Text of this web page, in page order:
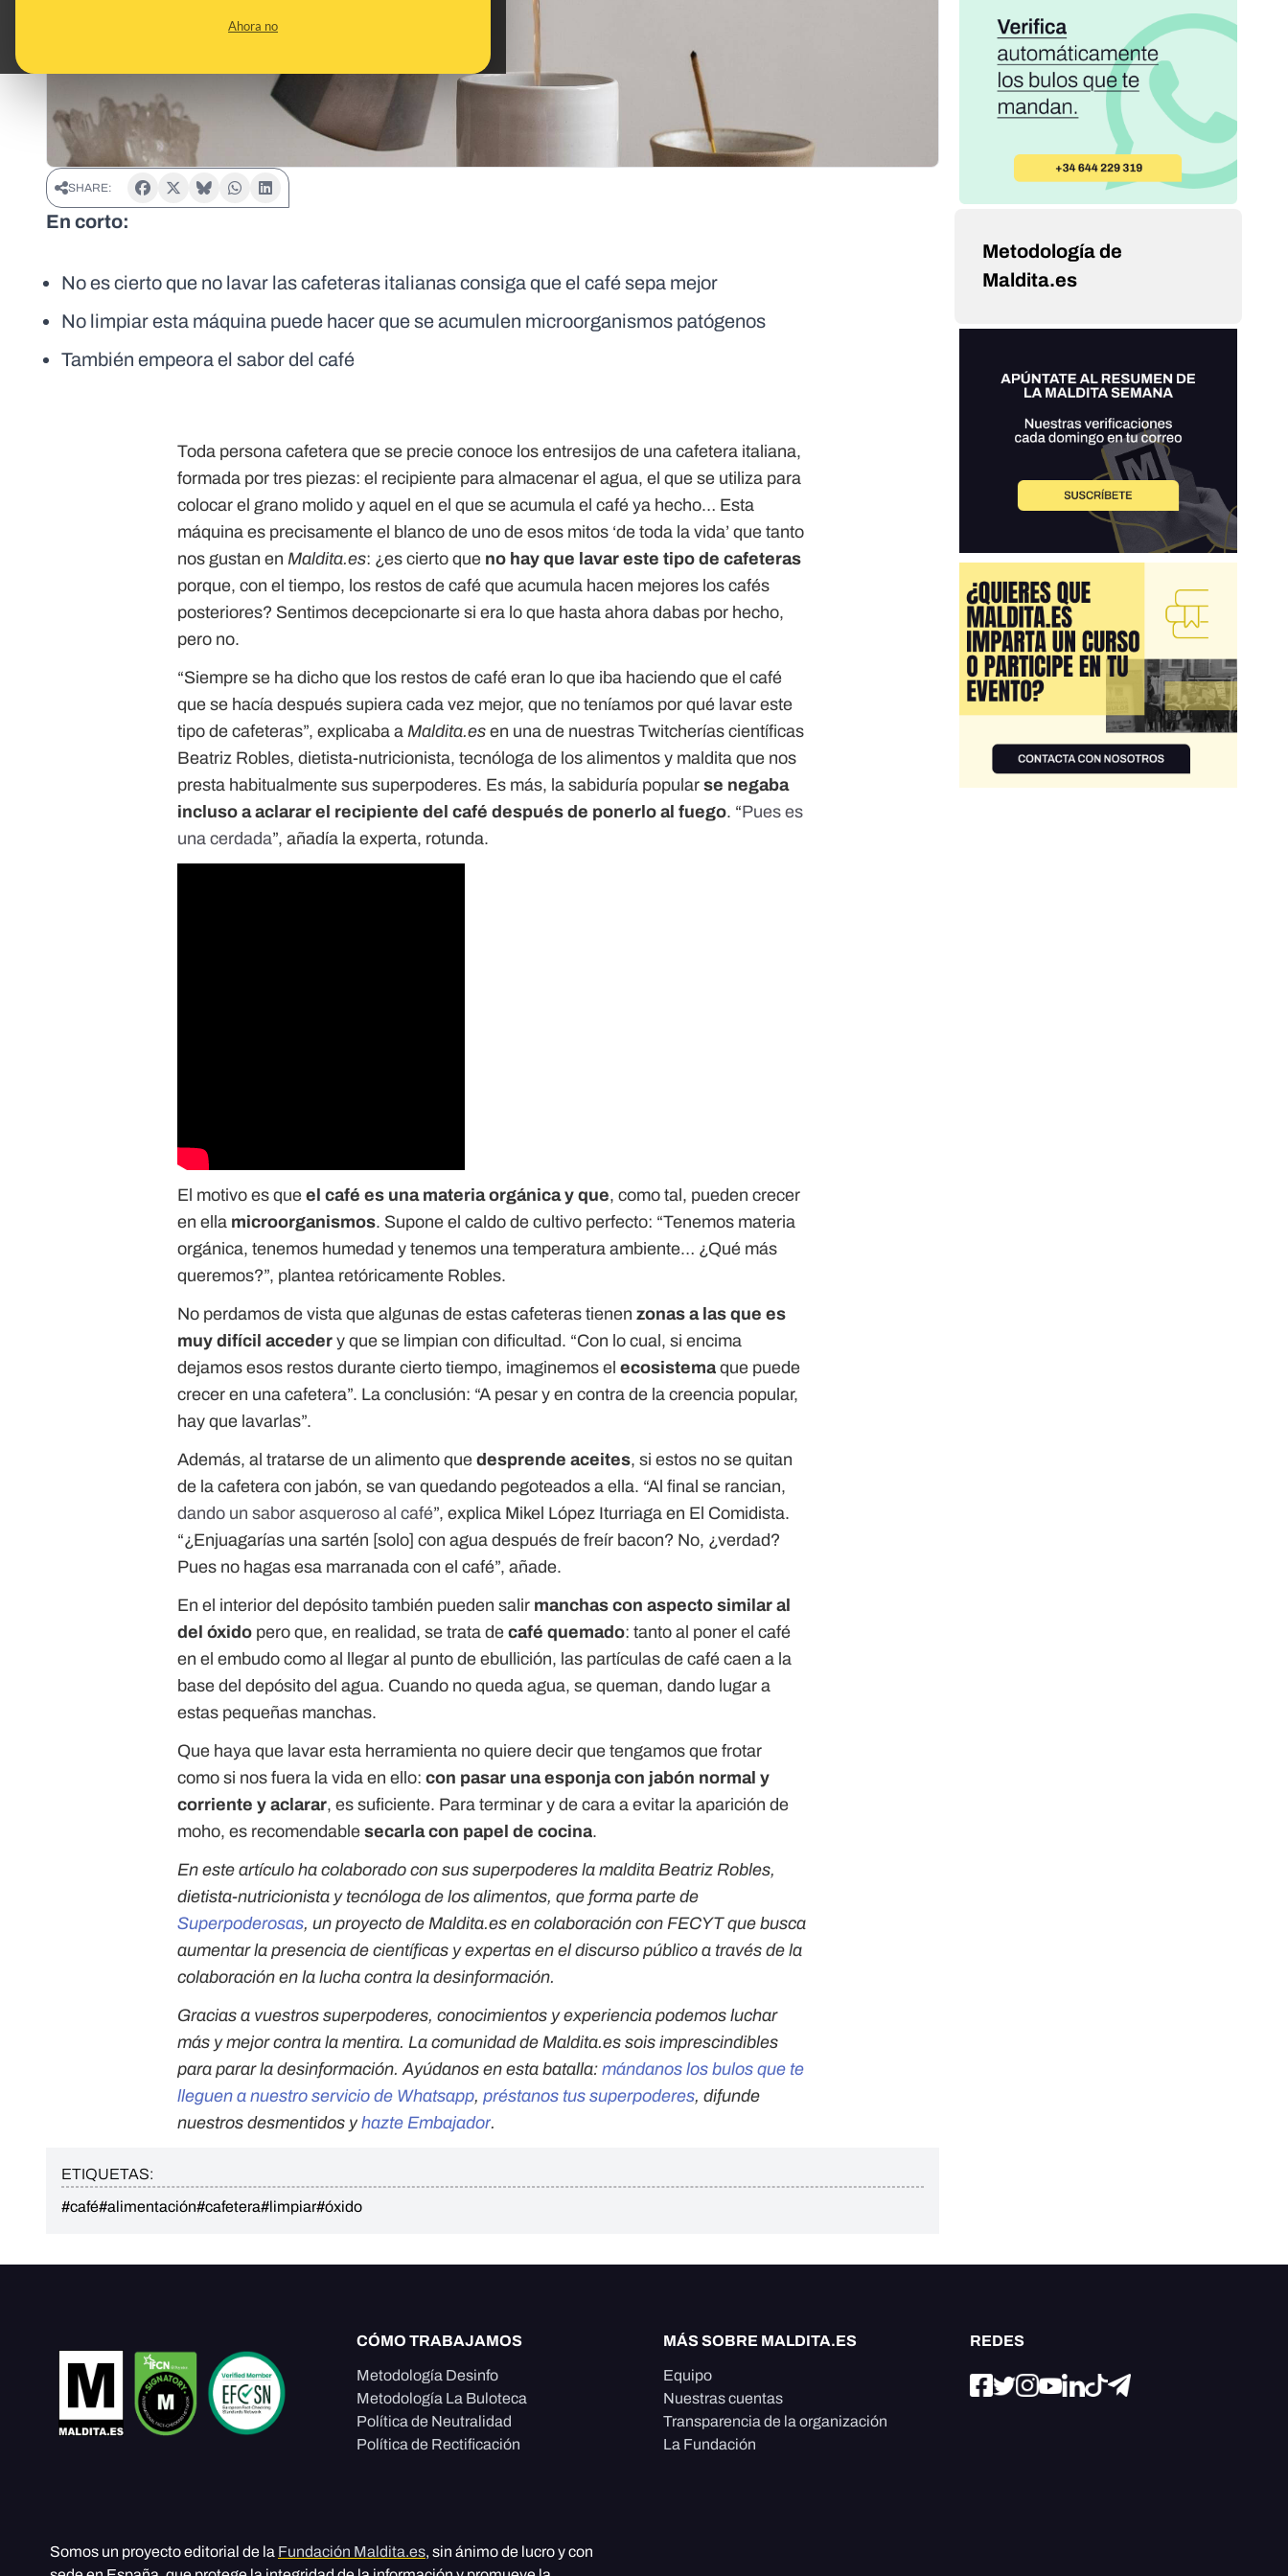
Ahora no
SHARE:
En corto:
No es cierto que no lavar las cafeteras italianas consiga que el café sepa mejor
No limpiar esta máquina puede hacer que se acumulen microorganismos patógenos
También empeora el sabor del café
Toda persona cafetera que se precie conoce los entresijos de una cafetera italiana,
formada por tres piezas: el recipiente para almacenar el agua, el que se utiliza para
colocar el grano molido y aquel en el que se acumula el café ya hecho… Esta
máquina es precisamente el blanco de uno de esos mitos ‘de toda la vida’ que tanto
nos gustan enMaldita.es: ¿es cierto que no hay que lavar este tipo de cafeteras
porque, con el tiempo, los restos de café que acumula hacen mejores los cafés
posteriores? Sentimos decepcionarte si era lo que hasta ahora dabas por hecho,
pero no.
“Siempre se ha dicho que los restos de café eran lo que iba haciendo que el café
que se hacía después supiera cada vez mejor, que no teníamos por qué lavar este
tipo de cafeteras”, explicaba aMaldita.es en una de nuestras Twitcherías científicas
Beatriz Robles, dietista-nutricionista, tecnóloga de los alimentos y maldita que nos
presta habitualmente sus superpoderes. Es más, la sabiduría popular se negaba
incluso a aclarar el recipiente del café después de ponerlo al fuego. “Pues es
una cerdada”, añadía la experta, rotunda.
El motivo es queel café es una materia orgánica y que, como tal, pueden crecer
en ella microorganismos. Supone el caldo de cultivo perfecto: “Tenemos materia
orgánica, tenemos humedad y tenemos una temperatura ambiente… ¿Qué más
queremos?”, plantea retóricamente Robles.
No perdamos de vista que algunas de estas cafeteras tienenzonas a las que es
muy difícil acceder y que se limpian con dificultad. “Con lo cual, si encima
dejamos esos restos durante cierto tiempo, imaginemos elecosistema que puede
crecer en una cafetera”. La conclusión: “A pesar y en contra de la creencia popular,
hay que lavarlas”.
Además, al tratarse de un alimento quedesprende aceites, si estos no se quitan
de la cafetera con jabón, se van quedando pegoteados a ella. “Al final se rancian,
dando un sabor asqueroso al café”, explica Mikel López Iturriaga en El Comidista.
“¿Enjuagarías una sartén [solo] con agua después de freír bacon? No, ¿verdad?
Pues no hagas esa marranada con el café”, añade.
En el interior del depósito también pueden salir manchas con aspecto similar al
del óxido pero que, en realidad, se trata decafé quemado: tanto al poner el café
en el embudo como al llegar al punto de ebullición, las partículas de café caen a la
base del depósito del agua. Cuando no queda agua, se queman, dando lugar a
estas pequeñas manchas.
Que haya que lavar esta herramienta no quiere decir que tengamos que frotar
como si nos fuera la vida en ello: con pasar una esponja con jabón normal y
corriente y aclarar, es suficiente. Para terminar y de cara a evitar la aparición de
moho, es recomendablesecarla con papel de cocina.
En este artículo ha colaborado con sus superpoderes la maldita Beatriz Robles,
dietista-nutricionista y tecnóloga de los alimentos, que forma parte de
Superpoderosas, un proyecto de Maldita.es en colaboración con FECYT que busca
aumentar la presencia de científicas y expertas en el discurso público a través de la
colaboración en la lucha contra la desinformación.
Gracias a vuestros superpoderes, conocimientos y experiencia podemos luchar
más y mejor contra la mentira. La comunidad de Maldita.es sois imprescindibles
para parar la desinformación. Ayúdanos en esta batalla: mándanos los bulos que te
lleguen a nuestro servicio de Whatsapp, préstanos tus superpoderes, difunde
nuestros desmentidos y hazte Embajador.
ETIQUETAS:
#café#alimentación#cafetera#limpiar#óxido
Metodología de
Maldita.es
CÓMO TRABAJAMOS
Metodología Desinfo
Metodología La Buloteca
Política de Neutralidad
Política de Rectificación
MÁS SOBRE MALDITA.ES
Equipo
Nuestras cuentas
Transparencia de la organización
La Fundación
REDES
Somos un proyecto editorial de la Fundación Maldita.es, sin ánimo de lucro y con